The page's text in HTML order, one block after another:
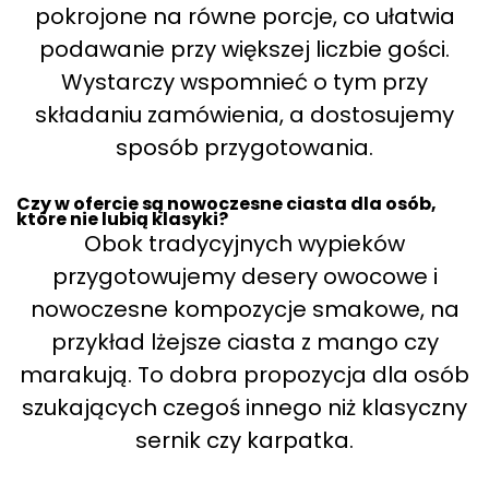
pokrojone na równe porcje, co ułatwia
podawanie przy większej liczbie gości.
Wystarczy wspomnieć o tym przy
składaniu zamówienia, a dostosujemy
sposób przygotowania.
Czy w ofercie są nowoczesne ciasta dla osób,
które nie lubią klasyki?
Obok tradycyjnych wypieków
przygotowujemy desery owocowe i
nowoczesne kompozycje smakowe, na
przykład lżejsze ciasta z mango czy
marakują. To dobra propozycja dla osób
szukających czegoś innego niż klasyczny
sernik czy karpatka.